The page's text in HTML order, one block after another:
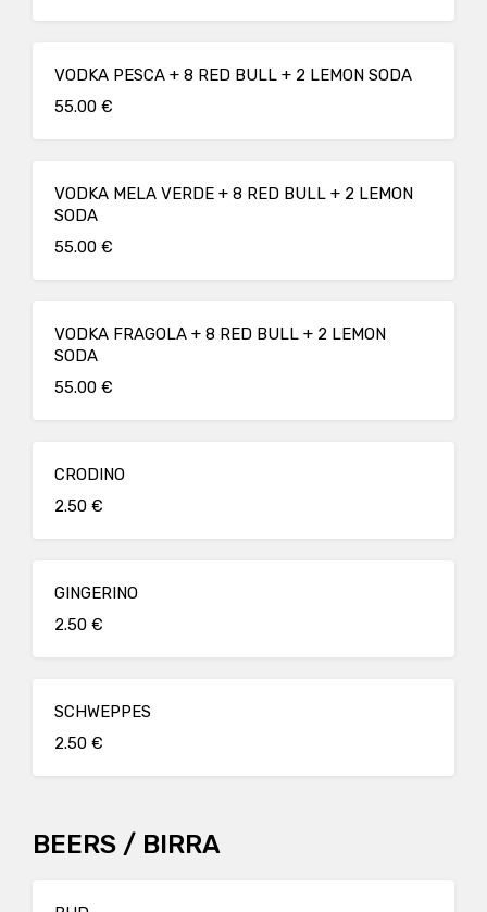
VODKA PESCA + 8 RED BULL + 2 LEMON SODA
55.00 €
VODKA MELA VERDE + 8 RED BULL + 2 LEMON
SODA
55.00 €
VODKA FRAGOLA + 8 RED BULL + 2 LEMON
SODA
55.00 €
CRODINO
2.50 €
GINGERINO
2.50 €
SCHWEPPES
2.50 €
BEERS / BIRRA